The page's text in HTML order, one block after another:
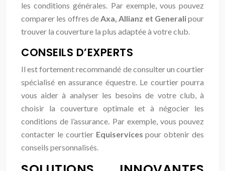
les conditions générales. Par exemple, vous pouvez
comparer les offres deAxa, Allianz et Generalipour
trouver la couverture la plus adaptée à votre club.
CONSEILS D’EXPERTS
Il est fortement recommandé de consulter un courtier
spécialisé en assurance équestre. Le courtier pourra
vous aider à analyser les besoins de votre club, à
choisir la couverture optimale et à négocier les
conditions de l’assurance. Par exemple, vous pouvez
contacter le courtier Equiservicespour obtenir des
conseils personnalisés.